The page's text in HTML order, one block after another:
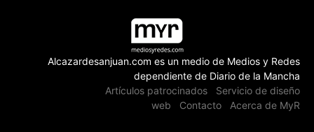
Alcazardesanjuan.com es un medio de Medios y Redes
dependiente de Diario de la Mancha
Artículos patrocinados
Servicio de diseño
web
Contacto Acerca de MyR